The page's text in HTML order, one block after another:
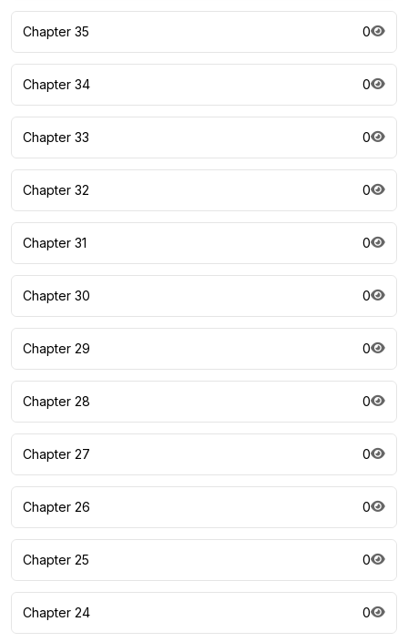
Chapter 35 0
Chapter 34 0
Chapter 33 0
Chapter 32 0
Chapter 31 0
Chapter 30 0
Chapter 29 0
Chapter 28 0
Chapter 27 0
Chapter 26 0
Chapter 25 0
Chapter 24 0